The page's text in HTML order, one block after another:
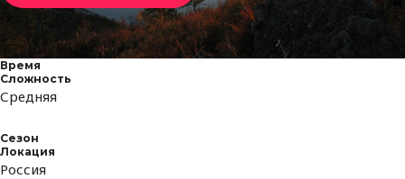
Время
Сложность
Средняя
Сезон
Локация
Россия